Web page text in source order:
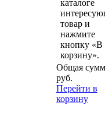
каталоге
товар и
нажмите
кнопку «В
корзину».
Общая
руб.
Перейти в
корзину